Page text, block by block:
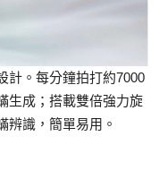
計。每分鐘拍打約7000
生成；搭載雙倍強力旋
辨識，簡單易用。